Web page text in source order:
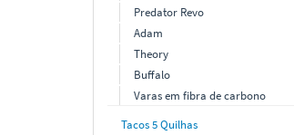
Predator Revo
Adam
Theory
Buffalo
Varas em fibra de carbono
Tacos 5 Quilhas